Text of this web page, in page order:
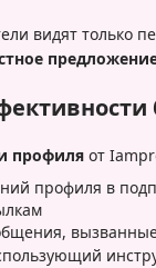
видят только
предложение
профиля от
профиля в